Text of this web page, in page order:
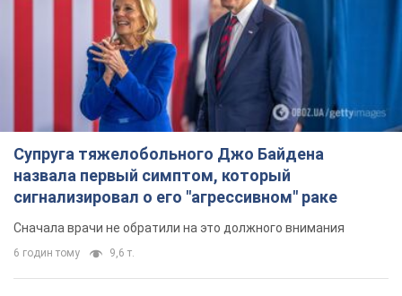
Супруга тяжелобольного Джо Байдена
назвала первый симптом, который
сигнализировал о его "агрессивном" раке
Сначала врачи не обратили на это должного внимания
6 годин тому 9,6 т.